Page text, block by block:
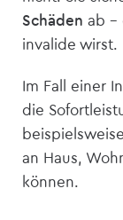
Schäden ab –
invalide wirst.
Im Fall einer
die
an Haus,
können.